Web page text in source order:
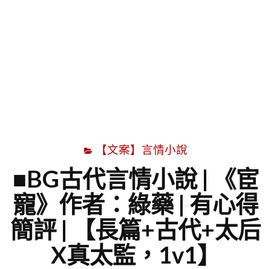
【文案】言情小說
■BG古代言情小說 | 《宦
寵》作者：綠藥 | 有心得
簡評 | 【長篇+古代+太后
X真太監，1v1】